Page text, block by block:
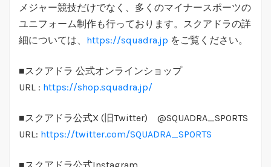
メジャー競技だけでなく、多くのマイナースポーツの
ユニフォーム制作も行っております。スクアドラの詳
細については、 https://squadra.jp をご覧ください。
■スクアドラ 公式オンラインショップ
URL : https://shop.squadra.jp/
■スクアドラ公式X (旧Twitter) @SQUADRA_SPORTS
URL: https://twitter.com/SQUADRA_SPORTS
■スクアドラ公式Instagram